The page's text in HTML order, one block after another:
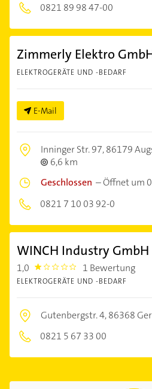
0821 89 98 47-00
Zimmerly Elektro
ELEKTROGERÄTE UND -BEDARF
E-Mail
Inninger Str. 97,86179
6,6 km
Geschlossen –Öffnet um
0821 7 10 03 92-0
WINCH Industry GmbH
1,0 1.0 1 Bewertung
ELEKTROGERÄTE UND -BEDARF
Gutenbergstr. 4,86368
0821 5 67 33 00